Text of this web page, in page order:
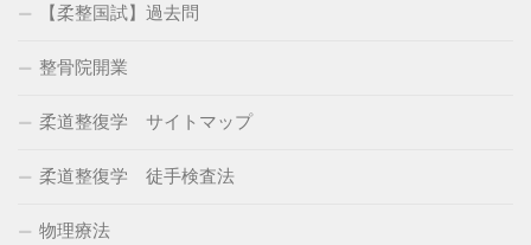
【柔整国試】過去問
整骨院開業
柔道整復学 サイトマップ
柔道整復学 徒手検査法
物理療法